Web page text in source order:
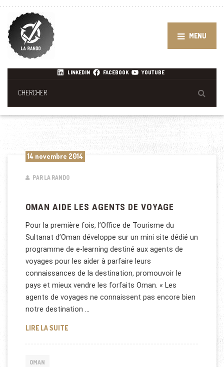
MENU
LINKEDIN FACEBOOK YOUTUBE
14 novembre 2014
PAR LA RANDO
OMAN AIDE LES AGENTS DE VOYAGE
Pour la première fois, l’Office de Tourisme du
Sultanat d’Oman développe sur un mini site dédié un
programme de e-learning destiné aux agents de
voyages pour les aider à parfaire leurs
connaissances de la destination, promouvoir le
pays et mieux vendre les forfaits Oman. « Les
agents de voyages ne connaissent pas encore bien
notre destination …
LIRE LA SUITEOMAN AIDE LES AGENTS DE VOYAGE
OMAN